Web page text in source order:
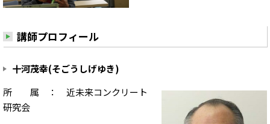
講師プロフィール
十河茂幸(そごうしげゆき)
所 属 ： 近未来コンクリート
研究会